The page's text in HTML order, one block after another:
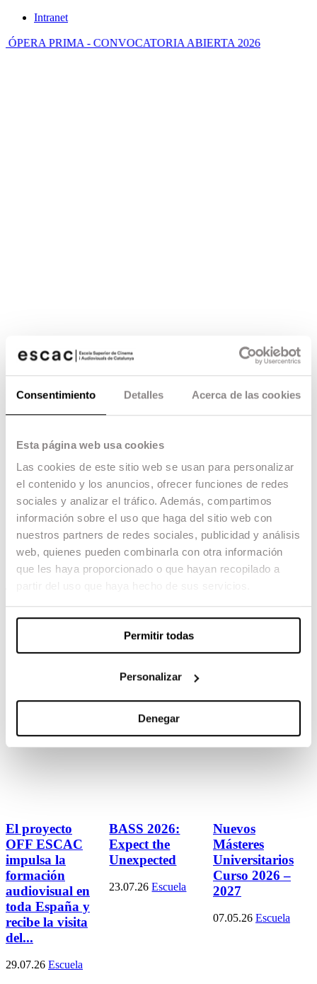
Consentimiento Detalles Acerca de las cookies
Esta página web usa cookies
Las cookies de este sitio web se usan para personalizar
el contenido y los anuncios, ofrecer funciones de redes
sociales y analizar el tráfico. Además, compartimos
información sobre el uso que haga del sitio web con
nuestros partners de redes sociales, publicidad y análisis
web, quienes pueden combinarla con otra información
que les haya proporcionado o que hayan recopilado a
Permitir todas
Personalizar
Denegar
Intranet
PRIMA - CONVOCATORIA ABIERTA 2026
Sis dies corrents
12.02.24 -
Montaje: Ariadna Ribas
El proyecto
OFF ESCAC
impulsa la
formación
audiovisual en
toda España y
recibe la visita
del...
29.07.26 Escuela
BASS 2026:
Expect the
Unexpected
23.07.26 Escuela
Nuevos
Másteres
Universitarios
Curso 2026 –
2027
07.05.26 Escuela